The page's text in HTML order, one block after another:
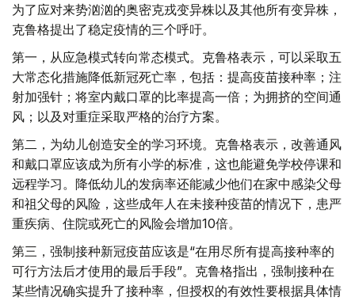
为了应对来势汹汹的奥密克戎变异株以及其他所有变异株，
克鲁格提出了稳定疫情的三个呼吁。
第一，从应急模式转向常态模式。克鲁格表示，可以采取五
大常态化措施降低新冠死亡率，包括：提高疫苗接种率；注
射加强针；将室内戴口罩的比率提高一倍；为拥挤的空间通
风；以及对重症采取严格的治疗方案。
第二，为幼儿创造安全的学习环境。克鲁格表示，改善通风
和戴口罩应该成为所有小学的标准，这也能避免学校停课和
远程学习。降低幼儿的发病率还能减少他们在家中感染父母
和祖父母的风险，这些成年人在未接种疫苗的情况下，患严
重疾病、住院或死亡的风险会增加10倍。
第三，强制接种新冠疫苗应该是“在用尽所有提高接种率的
可行方法后才使用的最后手段”。克鲁格指出，强制接种在
某些情况确实提升了接种率，但授权的有效性要根据具体情